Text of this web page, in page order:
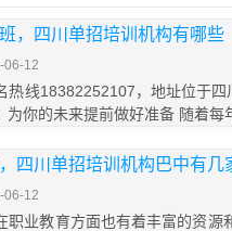
，四川单招培训机构有哪些
06-12
热线18382252107，地址位于四
为你的未来提前做好准备 随着每
四川单招培训机构巴中有几
06-12
职业教育方面也有着丰富的资源